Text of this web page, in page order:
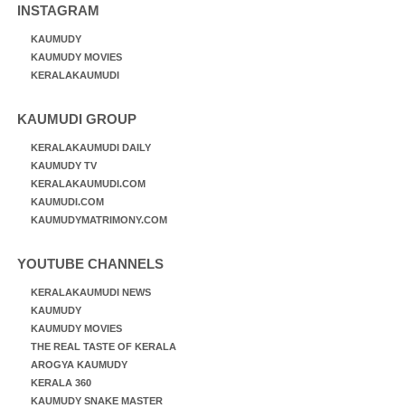
INSTAGRAM
KAUMUDY
KAUMUDY MOVIES
KERALAKAUMUDI
KAUMUDI GROUP
KERALAKAUMUDI DAILY
KAUMUDY TV
KERALAKAUMUDI.COM
KAUMUDI.COM
KAUMUDYMATRIMONY.COM
YOUTUBE CHANNELS
KERALAKAUMUDI NEWS
KAUMUDY
KAUMUDY MOVIES
THE REAL TASTE OF KERALA
AROGYA KAUMUDY
KERALA 360
KAUMUDY SNAKE MASTER